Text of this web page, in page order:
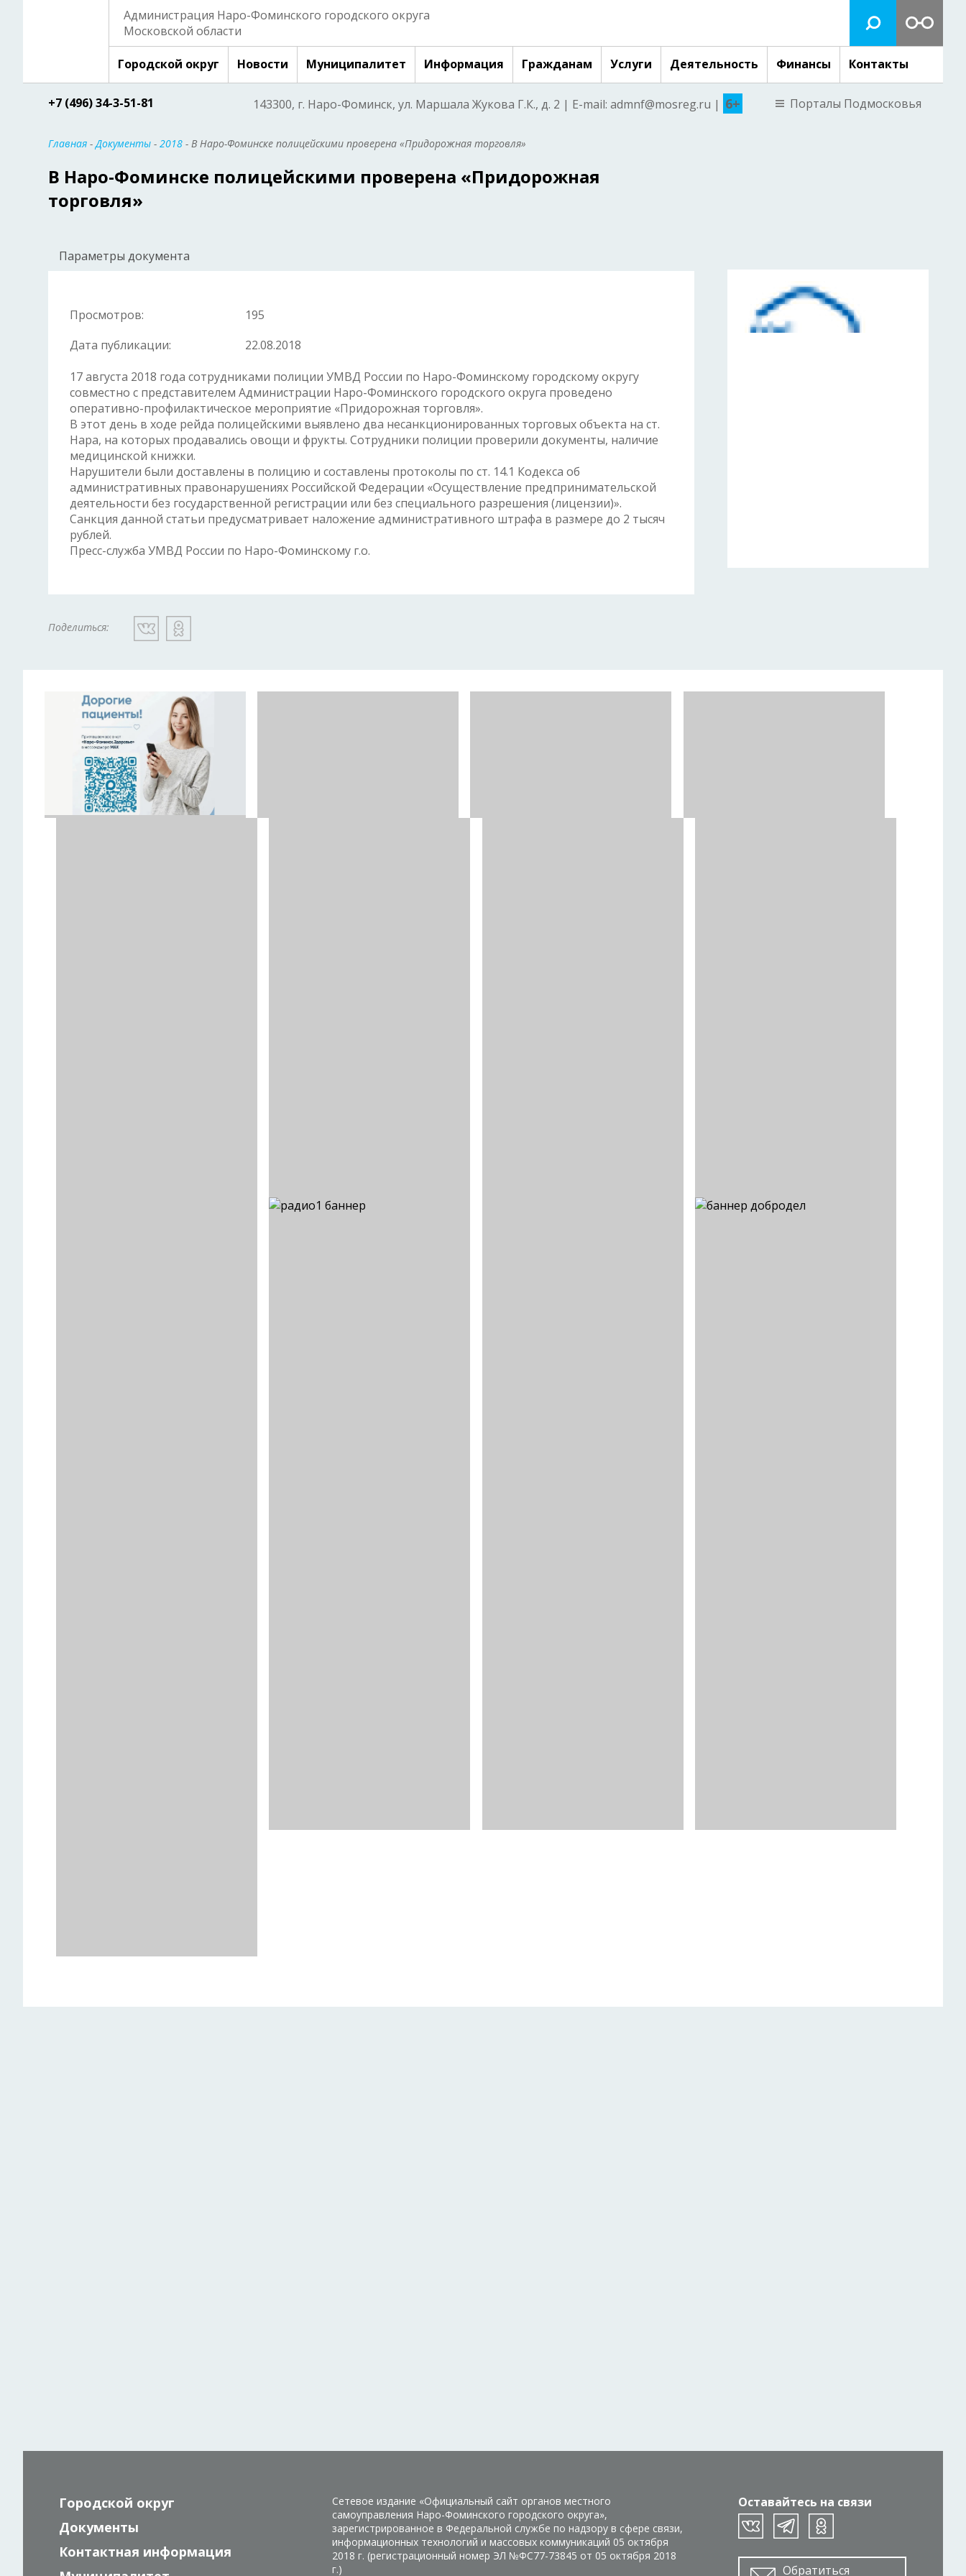
Администрация Наро-Фоминского городского округа
Московской области
Городской округ Новости Муниципалитет Информация Гражданам Услуги Деятельность Финансы Контакты
+7 (496) 34-3-51-81 143300, г. Наро-Фоминск, ул. Маршала Жукова Г.К., д. 2 | E-mail: admnf@mosreg.ru | 6+ Порталы Подмосковья
Главная -Документы - 2018 - В Наро-Фоминске полицейскими проверена «Придорожная торговля»
В Наро-Фоминске полицейскими проверена «Придорожная
торговля»
Параметры документа
Просмотров:
195
Дата публикации:
22.08.2018
17 августа 2018 года сотрудниками полиции УМВД России по Наро-Фоминскому городскому округу
совместно с представителем Администрации Наро-Фоминского городского округа проведено
оперативно-профилактическое мероприятие «Придорожная торговля».
В этот день в ходе рейда полицейскими выявлено два несанкционированных торговых объекта на ст.
Нара, на которых продавались овощи и фрукты. Сотрудники полиции проверили документы, наличие
медицинской книжки.
Нарушители были доставлены в полицию и составлены протоколы по ст. 14.1 Кодекса об
административных правонарушениях Российской Федерации «Осуществление предпринимательской
деятельности без государственной регистрации или без специального разрешения (лицензии)».
Санкция данной статьи предусматривает наложение административного штрафа в размере до 2 тысяч
рублей.
Пресс-служба УМВД России по Наро-Фоминскому г.о.
Поделиться:
Оставайтесь на связи
Обратиться
Городской округ
Документы
Контактная информация
Сетевое издание «Официальный сайт органов местного
самоуправления Наро-Фоминского городского округа»,
зарегистрированное в Федеральной службе по надзору в сфере связи,
информационных технологий и массовых коммуникаций 05 октября
2018 г. (регистрационный номер ЭЛ №ФС77-73845 от 05 октября 2018
г.)